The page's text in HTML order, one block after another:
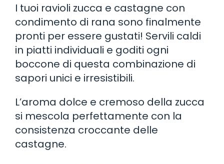
I tuoi ravioli zucca e castagne con
condimento di rana sono finalmente
pronti per essere gustati! Servili caldi
in piatti individuali e goditi ogni
boccone di questa combinazione di
sapori unici e irresistibili.
L’aroma dolce e cremoso della zucca
si mescola perfettamente con la
consistenza croccante delle
castagne.